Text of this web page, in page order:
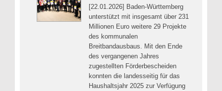
[22.01.2026] Baden-Württemberg
unterstützt mit insgesamt über 231
Millionen Euro weitere 29 Projekte
des kommunalen
Breitbandausbaus. Mit den Ende
des vergangenen Jahres
zugestellten Förderbescheiden
konnten die landesseitig für das
Haushaltsjahr 2025 zur Verfügung